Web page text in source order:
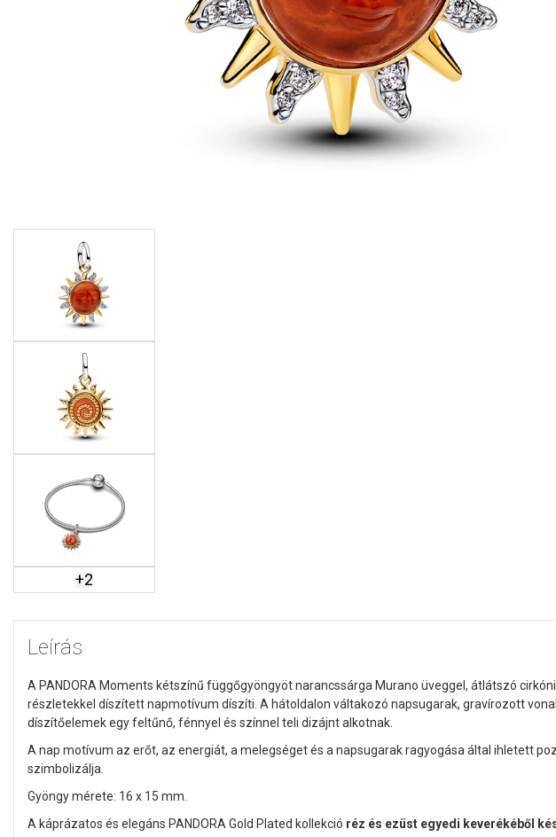
+2
Leírás
A PANDORA Moments kétszínű függőgyöngyöt narancssárga Murano üveggel, átlátszó
részletekkel díszített napmotívum díszíti. A hátoldalon váltakozó napsugarak, gravírozott
díszítőelemek egy feltűnő, fénnyel és színnel teli dizájnt alkotnak.
A nap motívum az erőt, az energiát, a melegséget és a napsugarak ragyogása által ihletett
szimbolizálja.
Gyöngy mérete: 16 x 15 mm.
A káprázatos és elegáns PANDORA Gold Plated kollekció réz és ezüst egyedi keverékéből